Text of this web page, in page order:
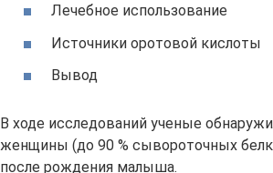
Лечебное использование
Источники оротовой кислоты
Вывод
В ходе исследований ученые
женщины (до 90 % сывороточных
после рождения малыша.